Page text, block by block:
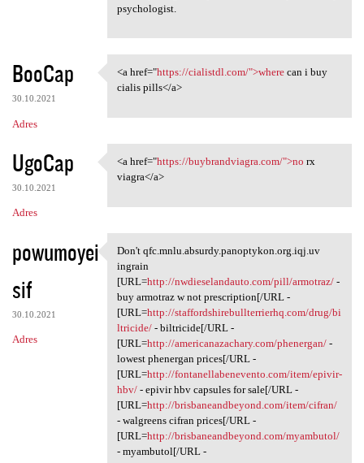
psychologist.
BooCap
30.10.2021
Adres
<a href="https://cialistdl
<a href="https://cialistdl.com/">wherecan i buy
cialis pills</a>
UgoCap
30.10.2021
Adres
<a href="https:/
<a href="https://buybrandviagra.com/">no rx
viagra</a>
powumoyei
sif
30.10.2021
Adres
Don't qfc.mnlu.absurdy
Don't qfc.mnlu.absurdy.panoptykon.org.iqj.uv
ingrain
[URL=http://nwdieselandauto.com/pill/armotraz/-
buy armotraz w not prescription[/URL -
[URL=http://staffordshirebullterrierhq.com/drug/bi
ltricide/- biltricide[/URL -
[URL=http://americanazachary.com/phenergan/-
lowest phenergan prices[/URL -
[URL=http://fontanellabenevento.com/item/epivir-
hbv/- epivir hbv capsules for sale[/URL -
[URL=http://brisbaneandbeyond.com/item/cifran/
- walgreens cifran prices[/URL -
[URL=http://brisbaneandbeyond.com/myambutol/
- myambutol[/URL -